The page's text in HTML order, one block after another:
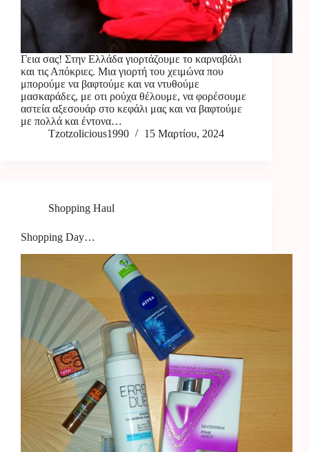
Γεια σας! Στην Ελλάδα γιορτάζουμε το καρναβάλι
και τις Απόκριες. Μια γιορτή του χειμώνα που
μπορούμε να βαφτούμε και να ντυθούμε
μασκαράδες, με οτι ρούχα θέλουμε, να φορέσουμε
αστεία αξεσουάρ στο κεφάλι μας και να βαφτούμε
με πολλά και έντονα…
Tzotzolicious1990
15 Μαρτίου, 2024
Shopping Haul
Shopping Day…